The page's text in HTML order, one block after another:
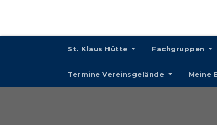
St. Klaus Hütte Fachgruppen
Termine Vereinsgelände Meine